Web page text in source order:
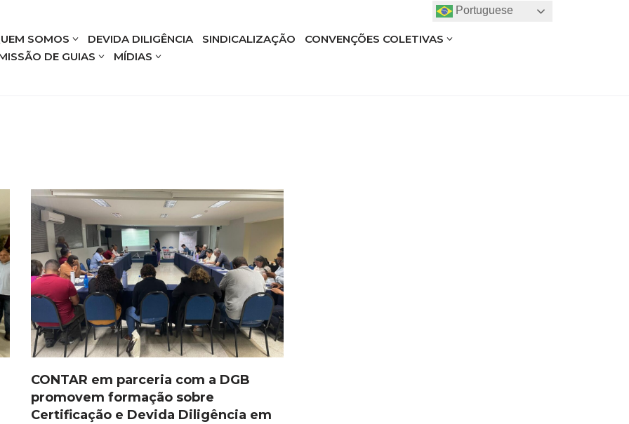
SOMOS DEVIDA DILIGÊNCIA SINDICALIZAÇÃO
CONVENÇÕES COLETIVAS
DE GUIAS
MÍDIAS
CONTAR em parceria com a DGB
promovem formação sobre
Certificação e Devida Diligência em
Portuguese